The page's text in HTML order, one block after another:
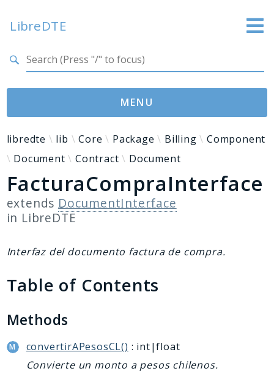
LibreDTE
LibreDTE Edición Enterprise
MENU
Namespaces
libredte
lib
Packages
Reports
Deprecated
Markers
Indices
Files
libredte lib Core Package Billing
Component
Document
Contract Document
FacturaCompraInterface
extends DocumentInterface
in LibreDTE
Interfaz del documento factura de compra.
Table of Contents
Methods
convertirAPesosCL() : int|float
Convierte un monto a pesos chilenos.